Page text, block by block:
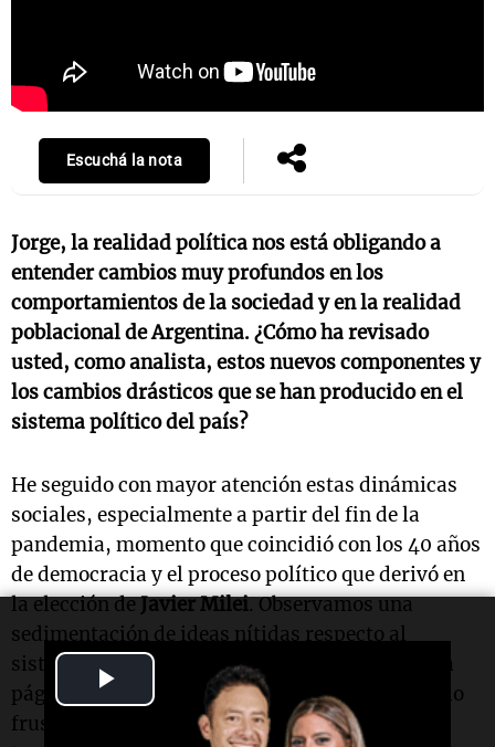
Video
Escuchá la nota
Jorge, la realidad política nos está obligando a
entender cambios muy profundos en los
comportamientos de la sociedad y en la realidad
poblacional deArgentina. ¿Cómo ha revisado
usted, como analista, estos nuevos componentes y
los cambios drásticos que se han producido en el
sistema político del país?
He seguido con mayor atención estas dinámicas
sociales, especialmente a partir del fin de la
pandemia, momento que coincidió con los 40 años
de democracia y el proceso político que derivó en
la elección deJavier Milei. Observamos una
sedimentación de ideas nítidas respecto al
sistema político: la sociedad quiso dar vuelta la
página y buscar un cambio de época, expresando
frustraciones y dinámicas que la pandemia